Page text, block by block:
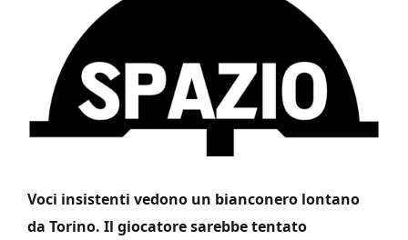
Voci insistenti vedono un bianconero lontano
da Torino. Il giocatore sarebbe tentato